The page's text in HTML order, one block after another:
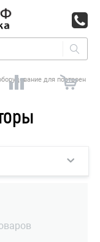
для построен